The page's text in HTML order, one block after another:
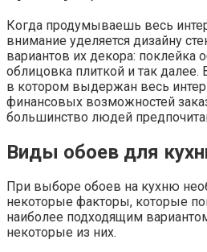
Когда продумываешь весь
внимание уделяется дизайну
вариантов их декора: поклейка
облицовка плиткой и так далее.
в котором выдержан весь
финансовых возможностей
большинство людей
Виды обоев для
При выборе обоев на кухню
некоторые факторы, которые
наиболее подходящим
некоторые из них.